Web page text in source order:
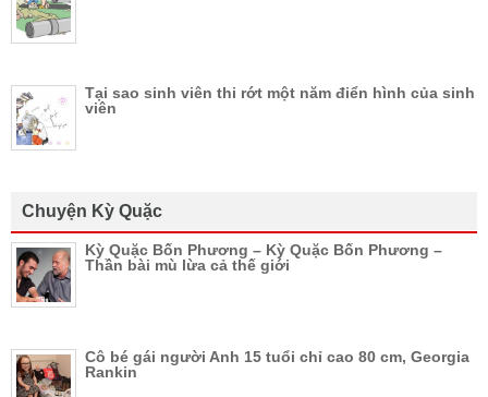
Tại sao sinh viên thi rớt một năm điển hình của sinh
viên
Chuyện Kỳ Quặc
Kỳ Quặc Bốn Phương – Kỳ Quặc Bốn Phương –
Thần bài mù lừa cả thế giới
Cô bé gái người Anh 15 tuổi chỉ cao 80 cm, Georgia
Rankin